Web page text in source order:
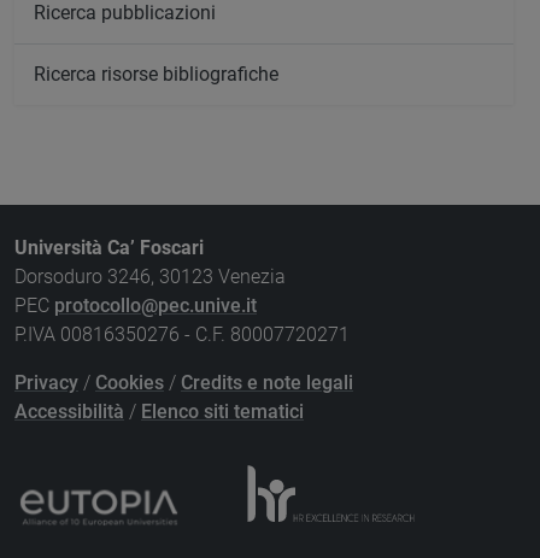
Ricerca pubblicazioni
Ricerca risorse bibliografiche
Università Ca’ Foscari
Dorsoduro 3246, 30123 Venezia
PEC protocollo@pec.unive.it
P.IVA 00816350276 - C.F. 80007720271
Privacy / Cookies / Credits e note legali
Accessibilità / Elenco siti tematici